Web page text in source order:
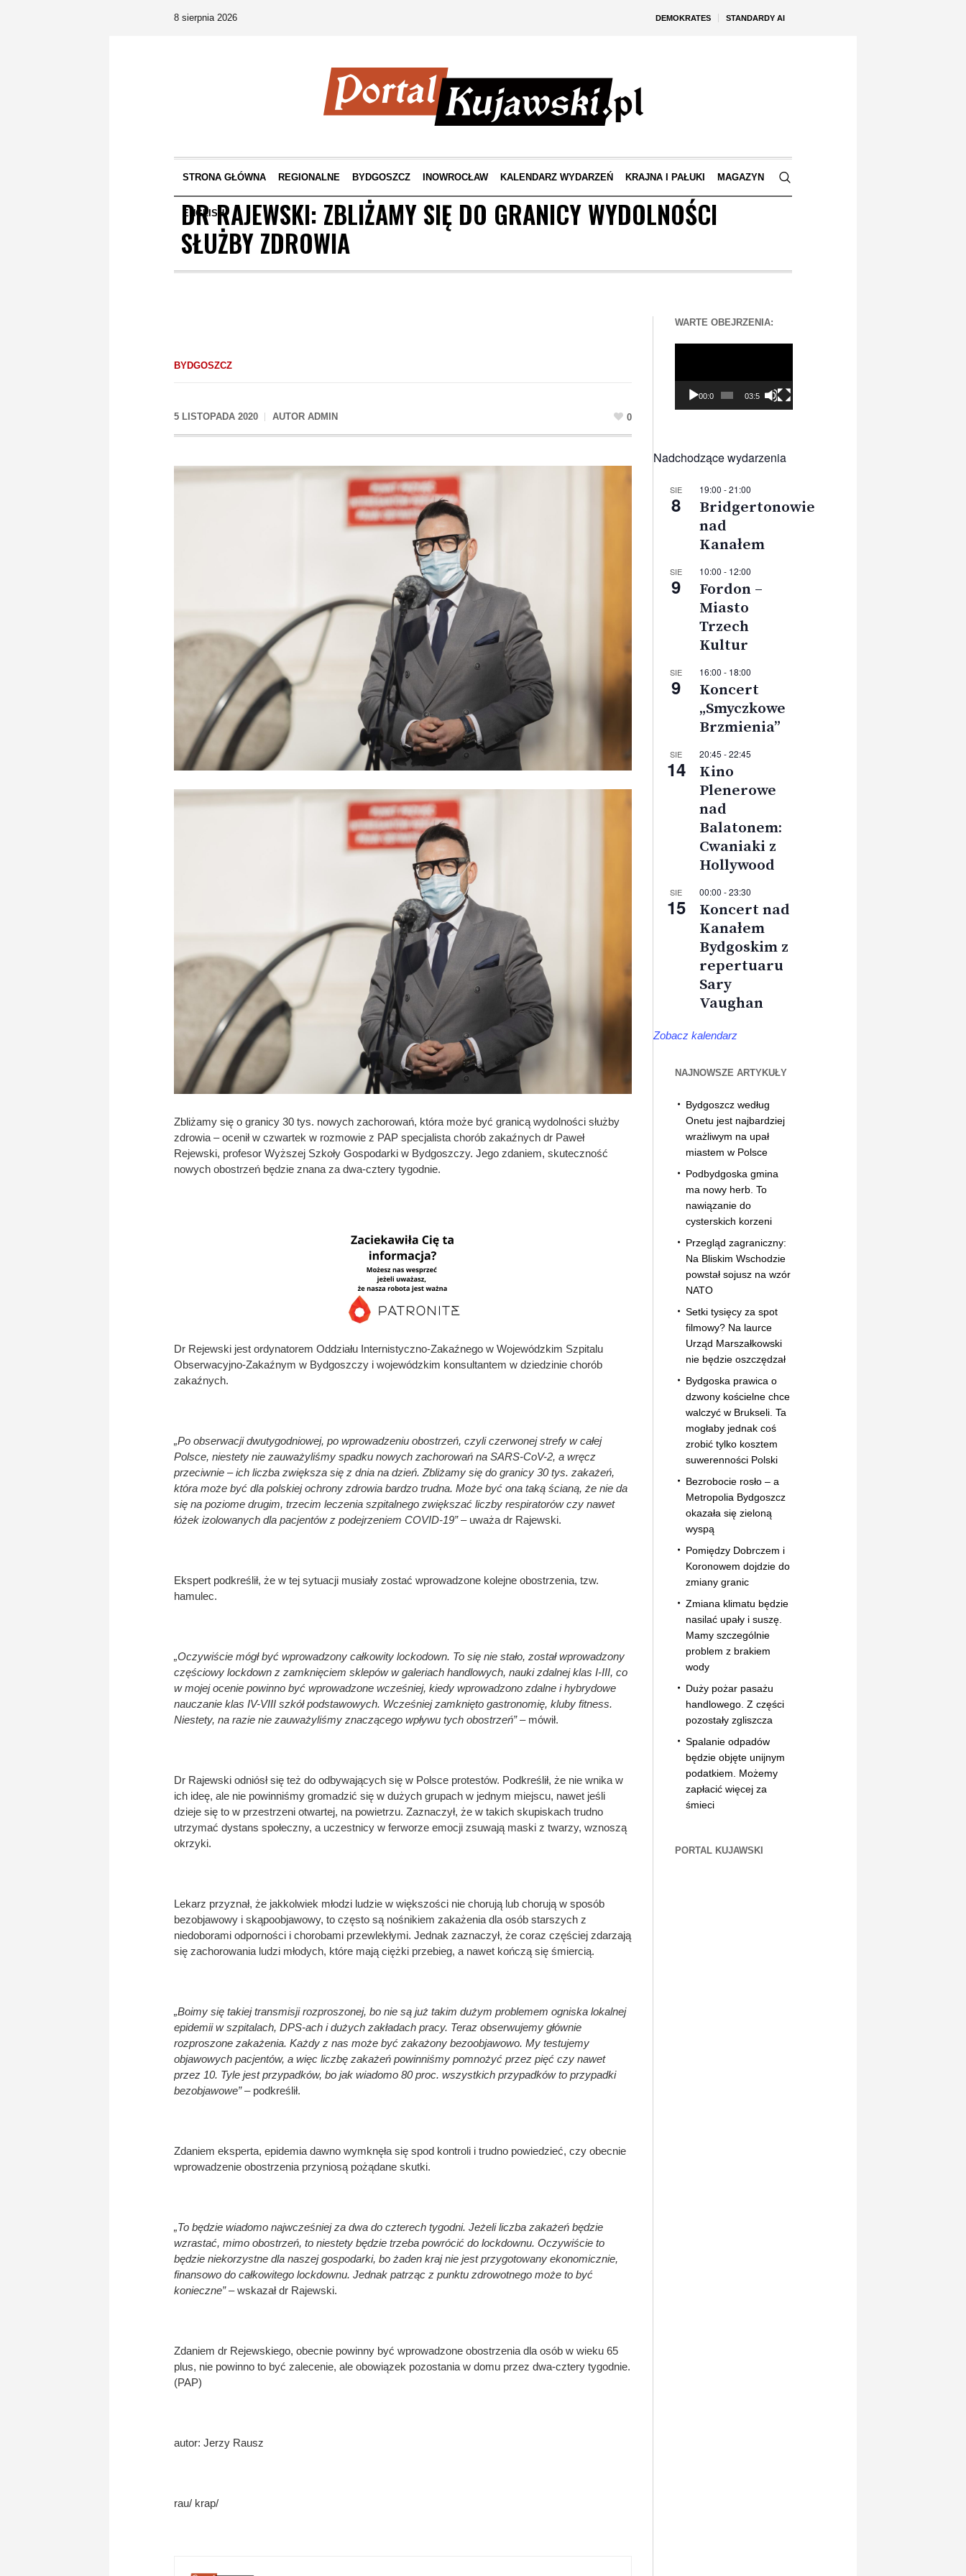
DEMOKRATES STANDARDY AI
8 sierpnia 2026
STRONA GŁÓWNA REGIONALNE BYDGOSZCZ INOWROCŁAW KALENDARZ WYDARZEŃ KRAJNA I PAŁUKI MAGAZYN
ENGLISH
DR RAJEWSKI: ZBLIŻAMY SIĘ DO GRANICY WYDOLNOŚCI
SŁUŻBY ZDROWIA
BYDGOSZCZ
5 LISTOPADA 2020 AUTOR ADMIN 0
Zbliżamy się o granicy 30 tys. nowych zachorowań, która może być granicą wydolności służby
zdrowia – ocenił w czwartek w rozmowie z PAP specjalista chorób zakaźnych dr Paweł
Rejewski, profesor Wyższej Szkoły Gospodarki w Bydgoszczy. Jego zdaniem, skuteczność
nowych obostrzeń będzie znana za dwa-cztery tygodnie.
Dr Rejewski jest ordynatorem Oddziału Internistyczno-Zakaźnego w Wojewódzkim Szpitalu
Obserwacyjno-Zakaźnym w Bydgoszczy i wojewódzkim konsultantem w dziedzinie chorób
zakaźnych.
„Po obserwacji dwutygodniowej, po wprowadzeniu obostrzeń, czyli czerwonej strefy w całej
Polsce, niestety nie zauważyliśmy spadku nowych zachorowań na SARS-CoV-2, a wręcz
przeciwnie – ich liczba zwiększa się z dnia na dzień. Zbliżamy się do granicy 30 tys. zakażeń,
która może być dla polskiej ochrony zdrowia bardzo trudna. Może być ona taką ścianą, że nie da
się na poziome drugim, trzecim leczenia szpitalnego zwiększać liczby respiratorów czy nawet
łóżek izolowanych dla pacjentów z podejrzeniem COVID-19” –uważa dr Rajewski.
Ekspert podkreślił, że w tej sytuacji musiały zostać wprowadzone kolejne obostrzenia, tzw.
hamulec.
„Oczywiście mógł być wprowadzony całkowity lockodown. To się nie stało, został wprowadzony
częściowy lockdown z zamknięciem sklepów w galeriach handlowych, nauki zdalnej klas I-III, co
w mojej ocenie powinno być wprowadzone wcześniej, kiedy wprowadzono zdalne i hybrydowe
nauczanie klas IV-VIII szkół podstawowych. Wcześniej zamknięto gastronomię, kluby fitness.
Niestety, na razie nie zauważyliśmy znaczącego wpływu tych obostrzeń” –mówił.
Dr Rajewski odniósł się też do odbywających się w Polsce protestów. Podkreślił, że nie wnika w
ich ideę, ale nie powinniśmy gromadzić się w dużych grupach w jednym miejscu, nawet jeśli
dzieje się to w przestrzeni otwartej, na powietrzu. Zaznaczył, że w takich skupiskach trudno
utrzymać dystans społeczny, a uczestnicy w ferworze emocji zsuwają maski z twarzy, wznoszą
okrzyki.
Lekarz przyznał, że jakkolwiek młodzi ludzie w większości nie chorują lub chorują w sposób
bezobjawowy i skąpoobjawowy, to często są nośnikiem zakażenia dla osób starszych z
niedoborami odporności i chorobami przewlekłymi. Jednak zaznaczył, że coraz częściej zdarzają
się zachorowania ludzi młodych, które mają ciężki przebieg, a nawet kończą się śmiercią.
„Boimy się takiej transmisji rozproszonej, bo nie są już takim dużym problemem ogniska lokalnej
epidemii w szpitalach, DPS-ach i dużych zakładach pracy. Teraz obserwujemy głównie
rozproszone zakażenia. Każdy z nas może być zakażony bezoobjawowo. My testujemy
objawowych pacjentów, a więc liczbę zakażeń powinniśmy pomnożyć przez pięć czy nawet
przez 10. Tyle jest przypadków, bo jak wiadomo 80 proc. wszystkich przypadków to przypadki
bezobjawowe”– podkreślił.
Zdaniem eksperta, epidemia dawno wymknęła się spod kontroli i trudno powiedzieć, czy obecnie
wprowadzenie obostrzenia przyniosą pożądane skutki.
„To będzie wiadomo najwcześniej za dwa do czterech tygodni. Jeżeli liczba zakażeń będzie
wzrastać, mimo obostrzeń, to niestety będzie trzeba powrócić do lockdownu. Oczywiście to
będzie niekorzystne dla naszej gospodarki, bo żaden kraj nie jest przygotowany ekonomicznie,
finansowo do całkowitego lockdownu. Jednak patrząc z punktu zdrowotnego może to być
konieczne”– wskazał dr Rajewski.
Zdaniem dr Rejewskiego, obecnie powinny być wprowadzone obostrzenia dla osób w wieku 65
plus, nie powinno to być zalecenie, ale obowiązek pozostania w domu przez dwa-cztery tygodnie.
(PAP)
autor: Jerzy Rausz
rau/ krap/
WARTE OBEJRZENIA:
00:00 03:56
Nadchodzące wydarzenia
SIE
8
19:00 -21:00
Bridgertonowie
nad
Kanałem
SIE
9
10:00 - 12:00
Fordon –
Miasto
Trzech
Kultur
SIE
9
16:00 - 18:00
Koncert
„Smyczkowe
Brzmienia”
SIE
14
20:45 -22:45
Kino
Plenerowe
nad
Balatonem:
Cwaniaki z
Hollywood
SIE
15
00:00 -23:30
Koncert nad
Kanałem
Bydgoskim z
repertuaru
Sary
Vaughan
Zobacz kalendarz
NAJNOWSZE ARTYKUŁY
Bydgoszcz według
Onetu jest najbardziej
wrażliwym na upał
miastem w Polsce
Podbydgoska gmina
ma nowy herb. To
nawiązanie do
cysterskich korzeni
Przegląd zagraniczny:
Na Bliskim Wschodzie
powstał sojusz na wzór
NATO
Setki tysięcy za spot
filmowy? Na laurce
Urząd Marszałkowski
nie będzie oszczędzał
Bydgoska prawica o
dzwony kościelne chce
walczyć w Brukseli. Ta
mogłaby jednak coś
zrobić tylko kosztem
suwerenności Polski
Bezrobocie rosło – a
Metropolia Bydgoszcz
okazała się zieloną
wyspą
Pomiędzy Dobrczem i
Koronowem dojdzie do
zmiany granic
Zmiana klimatu będzie
nasilać upały i suszę.
Mamy szczególnie
problem z brakiem
wody
Duży pożar pasażu
handlowego. Z części
pozostały zgliszcza
Spalanie odpadów
będzie objęte unijnym
podatkiem. Możemy
zapłacić więcej za
śmieci
PORTAL KUJAWSKI